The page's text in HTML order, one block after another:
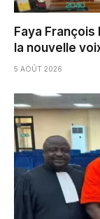
Faya
la nouvelle
5 AOÛT 2026